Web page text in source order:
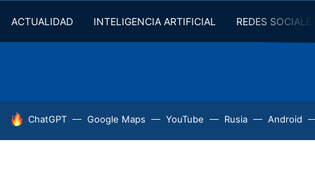
ACTUALIDAD INTELIGENCIA ARTIFICIAL REDES
HOY SE HABLA DE
ChatGPT Google Maps YouTube Rusia Android